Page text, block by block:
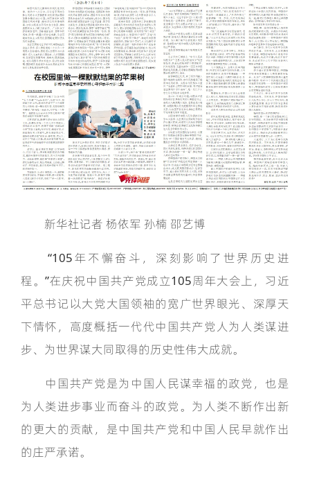
新华社记者 杨依军 孙楠 邵艺博
“105年不懈奋斗，深刻影响了世界历史进
程。”在庆祝中国共产党成立105周年大会上，习近
平总书记以大党大国领袖的宽广世界眼光、深厚天
下情怀，高度概括一代代中国共产党人为人类谋进
步、为世界谋大同取得的历史性伟大成就。
中国共产党是为中国人民谋幸福的政党，也是
为人类进步事业而奋斗的政党。为人类不断作出新
的更大的贡献，是中国共产党和中国人民早就作出
的庄严承诺。